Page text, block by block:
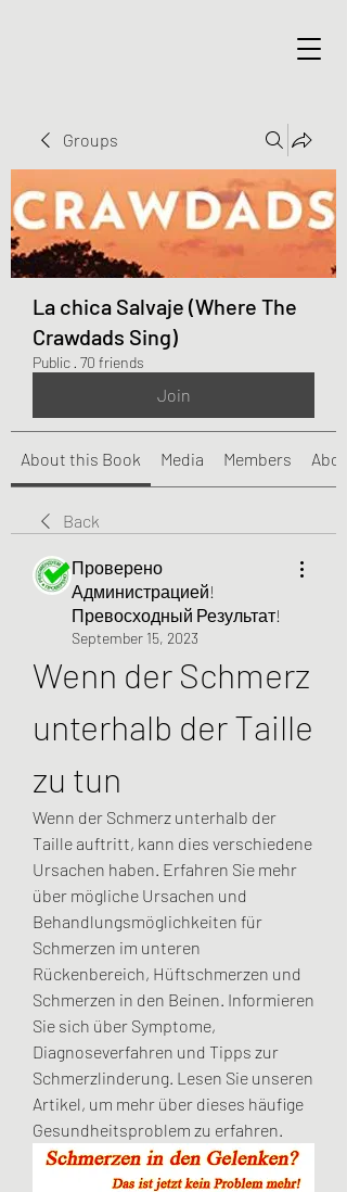
Groups
La chica Salvaje (Where The
Crawdads Sing)
Public · 70 friends
Join
About this Book Media Members About
Back
Проверено
Администрацией!
Превосходный Результат!
September 15, 2023
Wenn der Schmerz
unterhalb der Taille
zu tun
Wenn der Schmerz unterhalb der
Taille auftritt, kann dies verschiedene
Ursachen haben. Erfahren Sie mehr
über mögliche Ursachen und
Behandlungsmöglichkeiten für
Schmerzen im unteren
Rückenbereich, Hüftschmerzen und
Schmerzen in den Beinen. Informieren
Sie sich über Symptome,
Diagnoseverfahren und Tipps zur
Schmerzlinderung. Lesen Sie unseren
Artikel, um mehr über dieses häufige
Gesundheitsproblem zu erfahren.